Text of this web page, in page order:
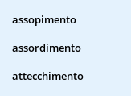
assopimento
assordimento
attecchimento